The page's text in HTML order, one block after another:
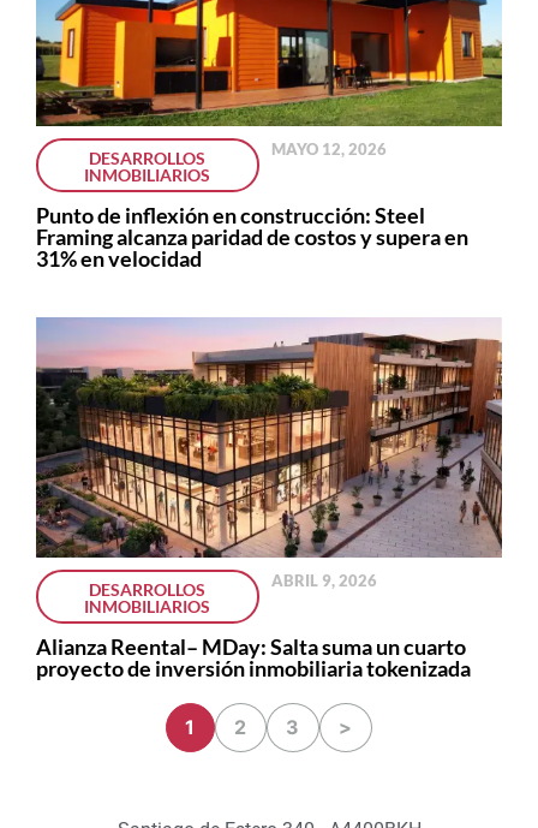
DESARROLLOS
INMOBILIARIOS
MAYO 12, 2026
Punto de inflexión en construcción: Steel
Framing alcanza paridad de costos y supera en
31% en velocidad
DESARROLLOS
INMOBILIARIOS
ABRIL 9, 2026
Alianza Reental– MDay: Salta suma un cuarto
proyecto de inversión inmobiliaria tokenizada
1 2 3 >